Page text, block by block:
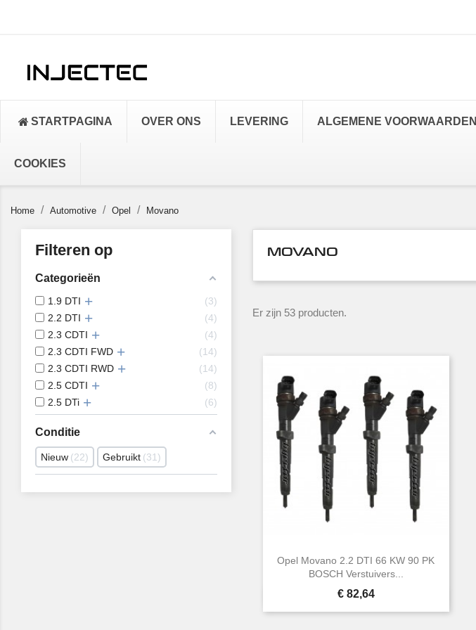
STARTPAGINA OVER ONS LEVERING ALGEMENE VOORWAARDEN
COOKIES
Home Automotive Opel Movano
Filteren op
Categorieën
1.9 DTI
3
2.2 DTI
4
2.3 CDTI
4
2.3 CDTI FWD
14
2.3 CDTI RWD
14
2.5 CDTI
8
2.5 DTi
6
Conditie
Nieuw 22 Gebruikt 31
MOVANO
Er zijn 53 producten.
Opel Movano 2.2 DTI 66 KW 90 PK
BOSCH Verstuivers...
Prijs
€ 82,64
Snel bekijken